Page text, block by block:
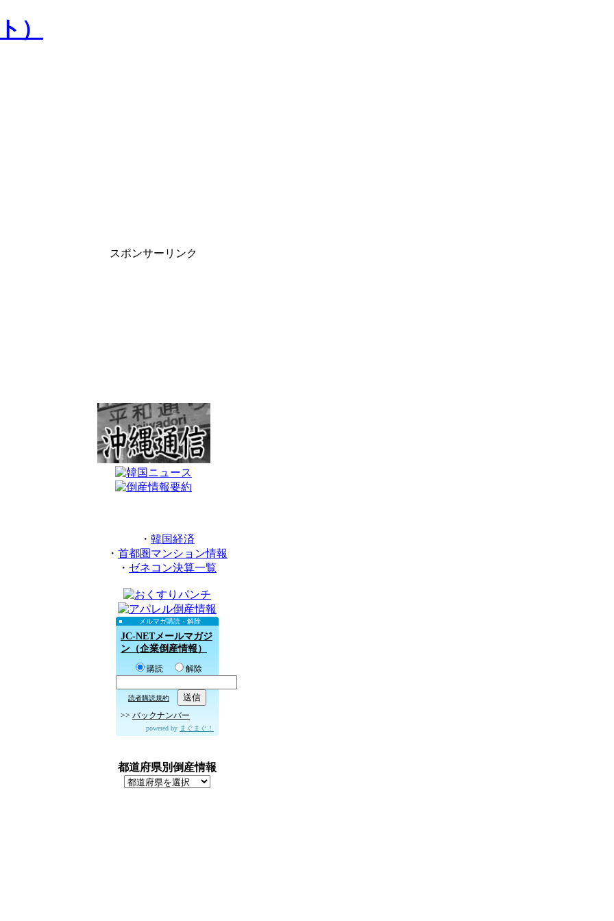
スポンサーリンク
・ 韓国経済
・ 首都圏マンション情報
・ ゼネコン決算一覧
メルマガ購読・解除
JC-NETメールマガジ
ン（企業倒産情報）
購読 解除
読者購読規約
>> バックナンバー
powered by まぐまぐ！
都道府県別倒産情報